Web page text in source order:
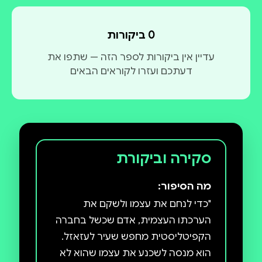
0 ביקורות
עדיין אין ביקורות לספר הזה — שתפו את
דעתכם ועזרו לקוראים הבאים
סקירה וביקורת
מה הסיפור:
"כדי לנחם את עצמו ולשקם את
הערכתו העצמית, אדם שכשל בחברה
הקפיטליסטית מחפש שעיר לעזאזל.
הוא מנסה לשכנע את עצמו שהוא לא